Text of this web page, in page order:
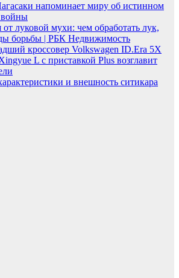
напоминает миру об истинном
войны
от луковой мухи: чем обработать лук,
борьбы | РБК Недвижимость
кроссовер Volkswagen ID.Era 5X
L с приставкой Plus возглавит
и внешность ситикара